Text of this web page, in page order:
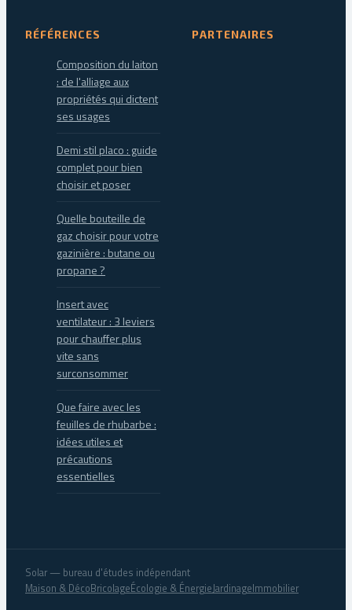
RÉFÉRENCES
Composition du laiton
: de l'alliage aux
propriétés qui dictent
ses usages
Demi stil placo : guide
complet pour bien
choisir et poser
Quelle bouteille de
gaz choisir pour votre
gazinière : butane ou
propane ?
Insert avec
ventilateur : 3 leviers
pour chauffer plus
vite sans
surconsommer
Que faire avec les
feuilles de rhubarbe :
idées utiles et
précautions
essentielles
PARTENAIRES
Solar — bureau d'études indépendant
Maison & DécoBricolageÉcologie & ÉnergieJardinageImmobilier